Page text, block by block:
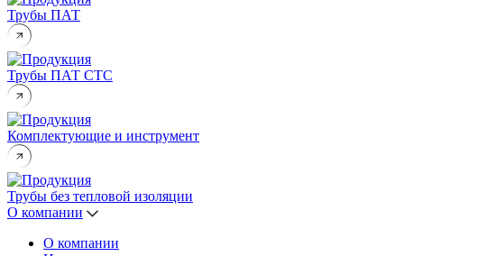
Трубы ПАТ
Трубы ПАТ СТС
Комплектующие и инструмент
Трубы без тепловой изоляции
О компании
О компании